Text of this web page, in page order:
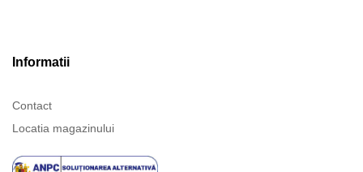
Informatii
Contact
Locatia magazinului